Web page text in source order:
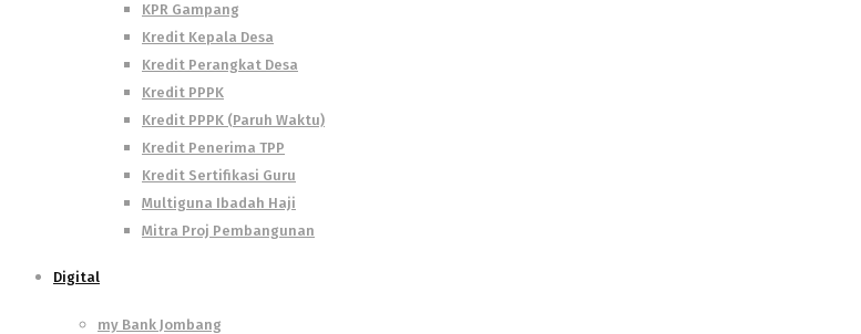
KPR Gampang
Kredit Kepala Desa
Kredit Perangkat Desa
Kredit PPPK
Kredit PPPK (Paruh Waktu)
Kredit Penerima TPP
Kredit Sertifikasi Guru
Multiguna Ibadah Haji
Mitra Proj Pembangunan
Digital
my Bank Jombang